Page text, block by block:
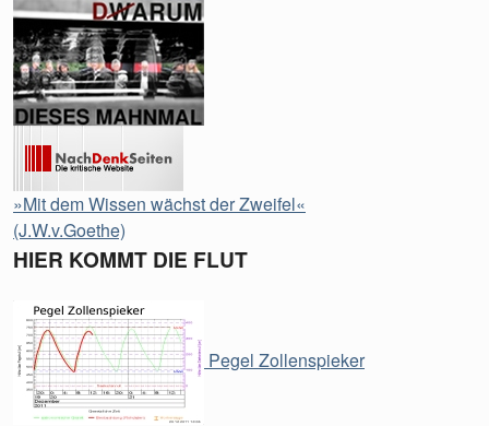
»Mit dem Wissen wächst der Zweifel«
(J.W.v.Goethe)
HIER KOMMT DIE FLUT
Pegel Zollenspieker